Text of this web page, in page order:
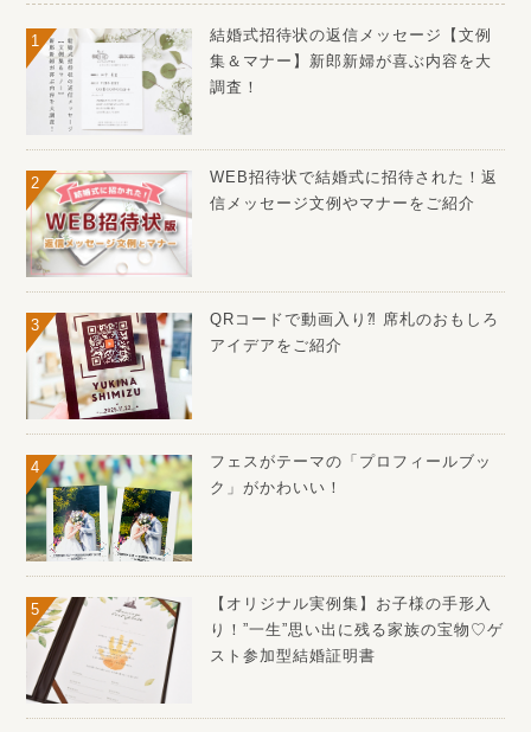
結婚式招待状の返信メッセージ【文例
集＆マナー】新郎新婦が喜ぶ内容を大
調査！
WEB招待状で結婚式に招待された！返
信メッセージ文例やマナーをご紹介
QRコードで動画入り⁈ 席札のおもしろ
アイデアをご紹介
フェスがテーマの「プロフィールブッ
ク」がかわいい！
【オリジナル実例集】お子様の手形入
り！”一生”思い出に残る家族の宝物♡ゲ
スト参加型結婚証明書